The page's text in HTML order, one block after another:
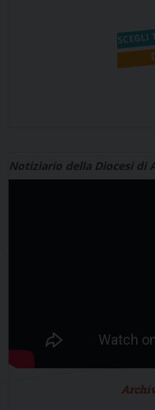
Notiziario della Diocesi di